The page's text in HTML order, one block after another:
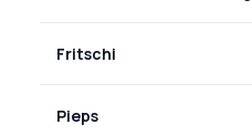
Fritschi
Pieps